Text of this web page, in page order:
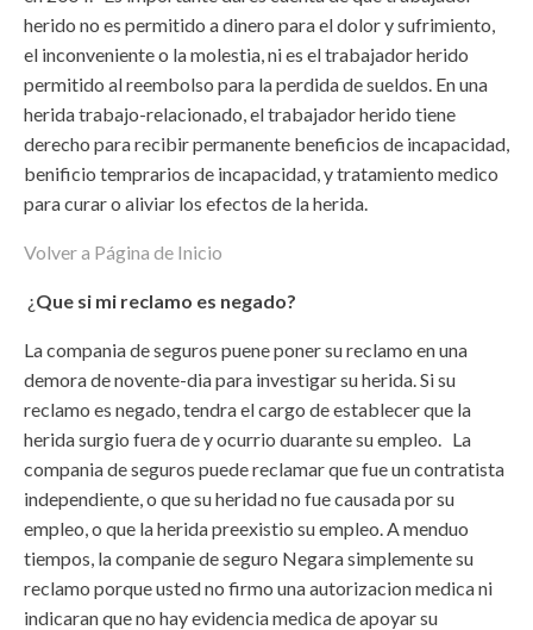
herido no es permitido a dinero para el dolor y sufrimiento,
el inconveniente o la molestia, ni es el trabajador herido
permitido al reembolso para la perdida de sueldos. En una
herida trabajo-relacionado, el trabajador herido tiene
derecho para recibir permanente beneficios de incapacidad,
benificio temprarios de incapacidad, y tratamiento medico
para curar o aliviar los efectos de la herida.
Volver a Página de Inicio
¿Que si mi reclamo es negado?
La compania de seguros puene poner su reclamo en una
demora de novente-dia para investigar su herida. Si su
reclamo es negado, tendra el cargo de establecer que la
herida surgio fuera de y ocurrio duarante su empleo. La
compania de seguros puede reclamar que fue un contratista
independiente, o que su heridad no fue causada por su
empleo, o que la herida preexistio su empleo. A menduo
tiempos, la companie de seguro Negara simplemente su
reclamo porque usted no firmo una autorizacion medica ni
indicaran que no hay evidencia medica de apoyar su